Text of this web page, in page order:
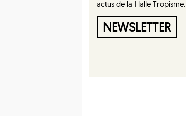
actus de la Halle Tropisme.
NEWSLETTER